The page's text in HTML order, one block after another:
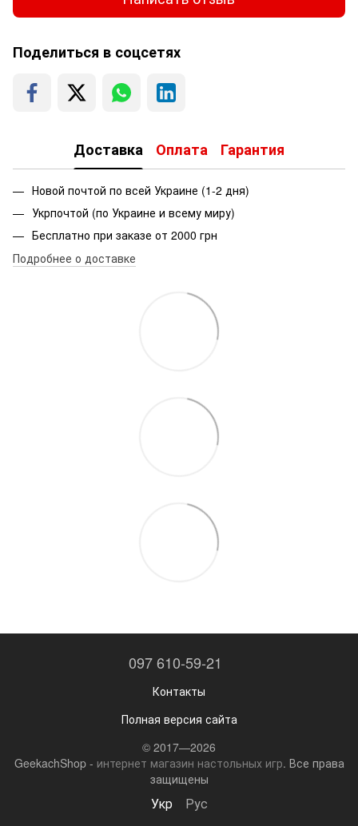
Поделиться в соцсетях
Доставка Оплата Гарантия
Новой почтой по всей Украине (1-2 дня)
Укрпочтой (по Украине и всему миру)
Бесплатно при заказе от 2000 грн
Подробнее о доставке
097 610-59-21
Контакты
Полная версия сайта
© 2017—2026
GeekachShop - интернет магазин настольных игр. Все права
защищены
Укр Рус